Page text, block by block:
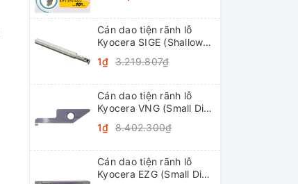
Cán dao tiện rãnh lỗ
Kyocera SIGE (Shallow
1₫ 3.219.807₫
Cán dao tiện rãnh lỗ
Kyocera VNG (Small Dia.
System Tip-Bars)
1₫ 8.402.300₫
Cán dao tiện rãnh lỗ
Kyocera EZG (Small Dia.